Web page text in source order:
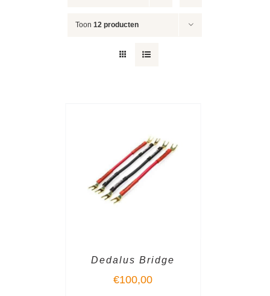
Toon12 producten
Dedalus Bridge
€100,00